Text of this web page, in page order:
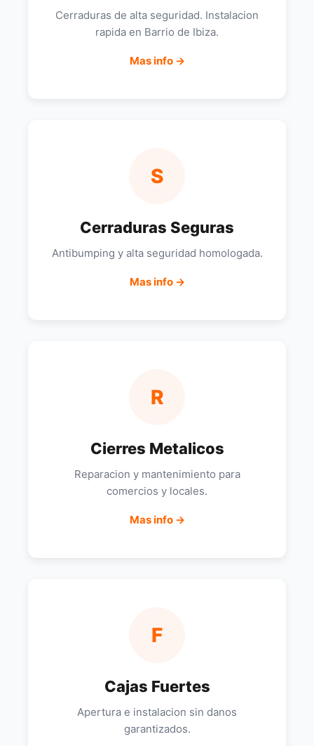
Cerraduras de alta seguridad. Instalacion
rapida en Barrio de Ibiza.
Mas info →
S
Cerraduras Seguras
Antibumping y alta seguridad homologada.
Mas info →
R
Cierres Metalicos
Reparacion y mantenimiento para
comercios y locales.
Mas info →
F
Cajas Fuertes
Apertura e instalacion sin danos
garantizados.